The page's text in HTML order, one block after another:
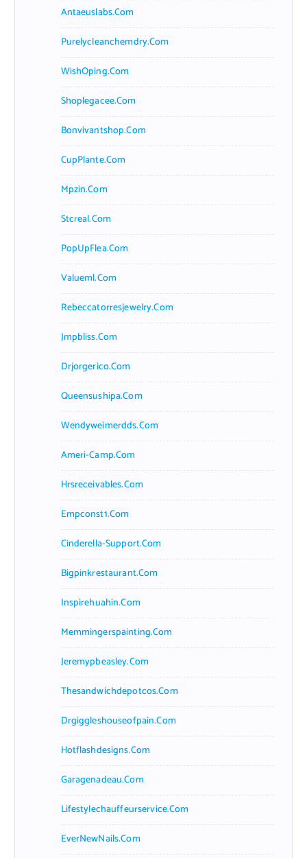
Antaeuslabs.com
Purelycleanchemdry.com
WishOping.com
Shoplegacee.com
Bonvivantshop.com
CupPlante.com
Mpzin.com
Stcreal.com
PopUpFlea.com
Valueml.com
Rebeccatorresjewelry.com
Jmpbliss.com
Drjorgerico.com
Queensushipa.com
Wendyweimerdds.com
Ameri-Camp.com
Hrsreceivables.com
Empconst1.com
Cinderella-Support.com
Bigpinkrestaurant.com
Inspirehuahin.com
Memmingerspainting.com
Jeremypbeasley.com
Thesandwichdepotcos.com
Drgiggleshouseofpain.com
Hotflashdesigns.com
Garagenadeau.com
Lifestylechauffeurservice.com
EverNewNails.com